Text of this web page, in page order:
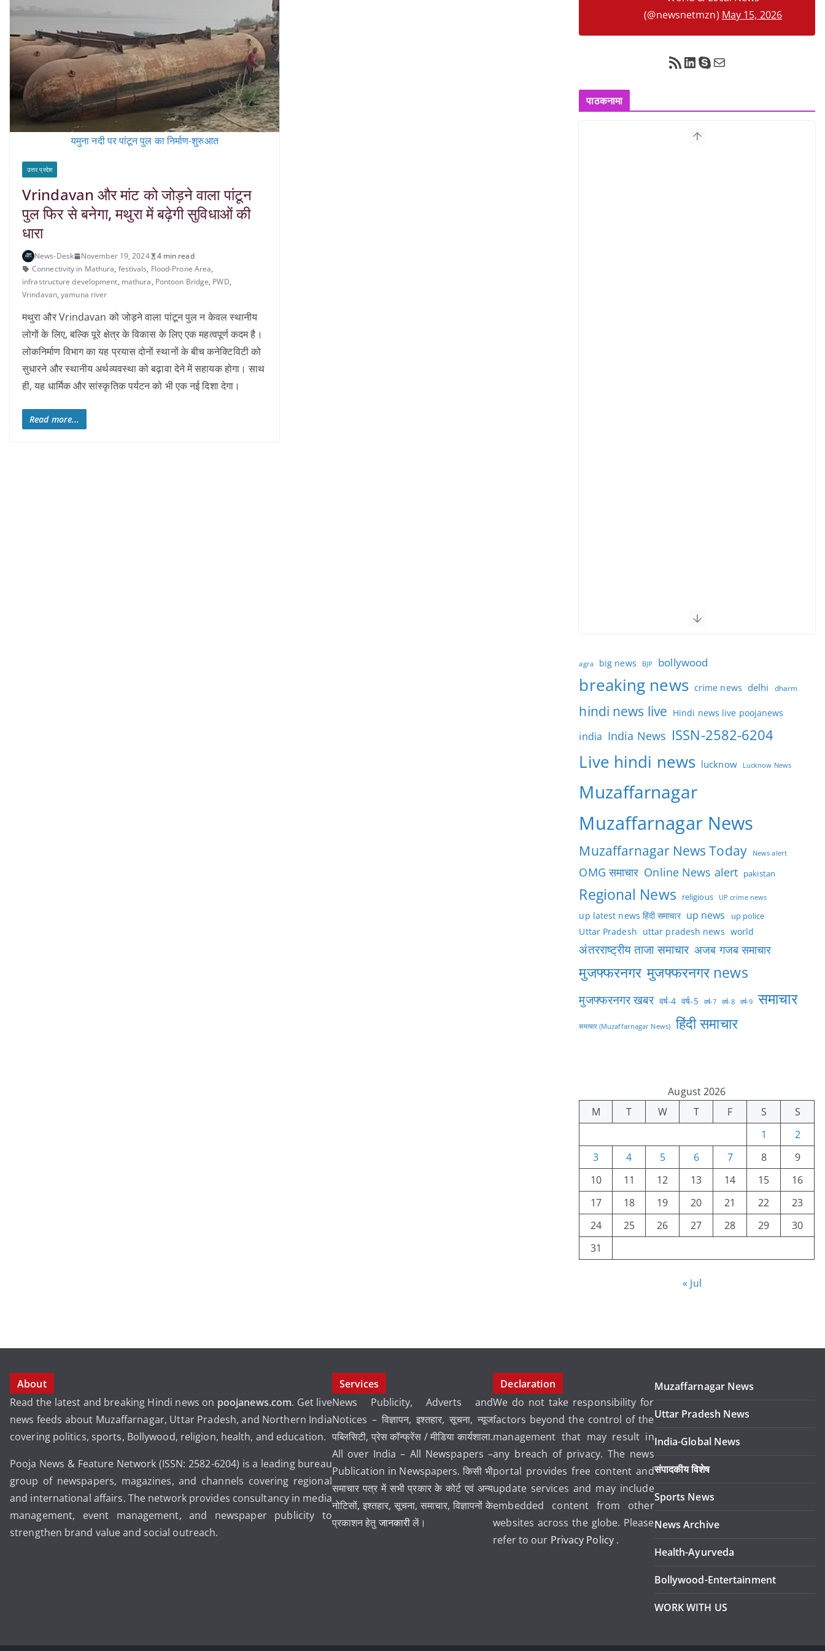
यमुना नदी पर पांटून पुल का निर्माण-शुरुआत
उत्तर प्रदेश
Vrindavan और मांट को जोड़ने वाला पांटून
पुल फिर से बनेगा, मथुरा में बढ़ेगी सुविधाओं की
धारा
News-Desk November 19, 2024
4 min read
Connectivity in Mathura, festivals, Flood-Prone Area,
infrastructure development, mathura, Pontoon Bridge, PWD,
Vrindavan,yamuna river
मथुरा और Vrindavan को जोड़ने वाला पांटून पुल न केवल स्थानीय
लोगों के लिए, बल्कि पूरे क्षेत्र के विकास के लिए एक महत्वपूर्ण कदम है।
लोकनिर्माण विभाग का यह प्रयास दोनों स्थानों के बीच कनेक्टिविटी को
सुधारने और स्थानीय अर्थव्यवस्था को बढ़ावा देने में सहायक होगा। साथ
ही, यह धार्मिक और सांस्कृतिक पर्यटन को भी एक नई दिशा देगा।
Read more...
(@newsnetmzn) May 15, 2026
RSS Feed LinkedIn Skype Mail
पाठकनामा
agra big news BJP bollywood
breaking news crime news delhi dharm
hindi news live Hindi news live poojanews
india India News ISSN-2582-6204
Live hindi news lucknow Lucknow News
Muzaffarnagar
Muzaffarnagar News
Muzaffarnagar News Today News alert
OMG समाचार Online News alert pakistan
Regional News religious UP crime news
up latest news हिंदी समाचार up news up police
Uttar Pradesh uttar pradesh news world
अंतरराष्ट्रीय ताजा समाचार अजब गजब समाचार
मुजफ्फरनगर मुजफ्फरनगर news
मुजफ्फरनगर खबर वर्ष-4 वर्ष-5 वर्ष-7 वर्ष-8 वर्ष-9 समाचार
समाचार (Muzaffarnagar News) हिंदी समाचार
August 2026
M
T W T F S
S
1
2
3
4 5 6 7 8
9
10
11 12 13 14 15
16
17
18 19 20 21 22
23
24
25 26 27 28 29
30
31
« Jul
About
Read the latest and breaking Hindi news on poojanews.com. Get live
news feeds about Muzaffarnagar, Uttar Pradesh, and Northern India
covering politics, sports, Bollywood, religion, health, and education.
Pooja News & Feature Network (ISSN: 2582-6204) is a leading bureau
group of newspapers, magazines, and channels covering regional
and international affairs. The network provides consultancy in media
management, event management, and newspaper publicity to
strengthen brand value and social outreach.
Services
News Publicity, Adverts and
Notices – विज्ञापन, इश्तहार, सूचना, न्यूज
पब्लिसिटी, प्रेस कॉन्फ्रेंस / मीडिया कार्यशाला.
All over India – All Newspapers –
Publication in Newspapers. किसी भी
समाचार पत्र में सभी प्रकार के कोर्ट एवं अन्य
नोटिसों, इश्तहार, सूचना, समाचार, विज्ञापनों के
प्रकाशन हेतुजानकारीलें।
Declaration
We do not take responsibility for
factors beyond the control of the
management that may result in
any breach of privacy. The news
portal provides free content and
update services and may include
embedded content from other
websites across the globe. Please
refer to our Privacy Policy .
Muzaffarnagar News
Uttar Pradesh News
India-Global News
संपादकीय विशेष
Sports News
News Archive
Health-Ayurveda
Bollywood-Entertainment
WORK WITH US